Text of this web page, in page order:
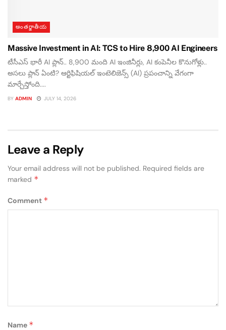
అంతర్జాతీయ
Massive Investment in AI: TCS to Hire 8,900 AI Engineers
టీసీఎస్ భారీ AI ప్లాన్.. 8,900 మంది AI ఇంజినీర్లు, AI కంపెనీల కొనుగోళ్లు..
అసలు ప్లాన్ ఏంటి? ఆర్టిఫిషియల్ ఇంటెలిజెన్స్ (AI) ప్రపంచాన్ని వేగంగా
మార్చేస్తోంది....
BY ADMIN JULY 14, 2026
Leave a Reply
Your email address will not be published. Required fields are
marked *
Comment *
Name *